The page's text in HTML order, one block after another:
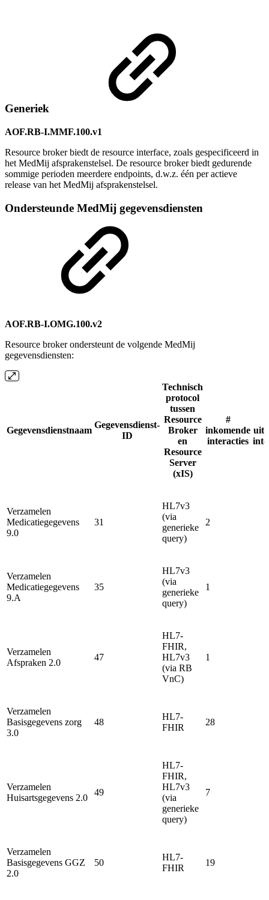
Generiek
AOF.RB-I.MMF.100.v1
Resource broker biedt de resource interface, zoals gespecificeerd in
het MedMij afsprakenstelsel. De resource broker biedt gedurende
sommige perioden meerdere endpoints, d.w.z. één per actieve
release van het MedMij afsprakenstelsel.
Ondersteunde MedMij gegevensdiensten
AOF.RB-I.OMG.100.v2
Resource broker ondersteunt de volgende MedMij
gegevensdiensten:
Gegevensdienstnaam
Gegevensdienst-
ID
Technisch
protocol
tussen
Resource
Broker
en
Resource
Server
(xIS)
#
inkomende
interacties
Verzamelen
Medicatiegegevens
9.0
31
HL7v3
(via
generieke
query)
2
Verzamelen
Medicatiegegevens
9.A
35
HL7v3
(via
generieke
query)
1
Verzamelen
Afspraken 2.0
47
HL7-
FHIR,
HL7v3
(via RB
VnC)
1
Verzamelen
Basisgegevens zorg
3.0
48
HL7-
FHIR
28
Verzamelen
Huisartsgegevens 2.0
49
HL7-
FHIR,
HL7v3
(via
generieke
query)
7
Verzamelen
Basisgegevens GGZ
2.0
50
HL7-
FHIR
19